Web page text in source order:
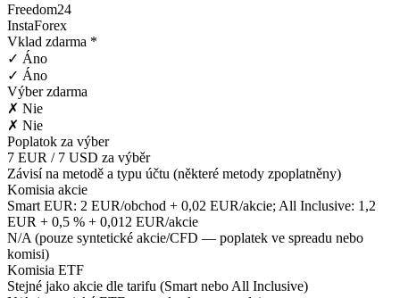
Freedom24
InstaForex
Vklad zdarma *
✓ Áno
✓ Áno
Výber zdarma
✗ Nie
✗ Nie
Poplatok za výber
7 EUR / 7 USD za výběr
Závisí na metodě a typu účtu (některé metody zpoplatněny)
Komisia akcie
Smart EUR: 2 EUR/obchod + 0,02 EUR/akcie; All Inclusive: 1,2
EUR + 0,5 % + 0,012 EUR/akcie
N/A (pouze syntetické akcie/CFD — poplatek ve spreadu nebo
komisi)
Komisia ETF
Stejné jako akcie dle tarifu (Smart nebo All Inclusive)